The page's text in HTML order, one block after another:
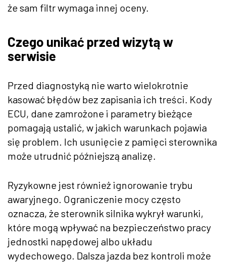
że sam filtr wymaga innej oceny.
Czego unikać przed wizytą w
serwisie
Przed diagnostyką nie warto wielokrotnie
kasować błędów bez zapisania ich treści. Kody
ECU, dane zamrożone i parametry bieżące
pomagają ustalić, w jakich warunkach pojawia
się problem. Ich usunięcie z pamięci sterownika
może utrudnić późniejszą analizę.
Ryzykowne jest również ignorowanie trybu
awaryjnego. Ograniczenie mocy często
oznacza, że sterownik silnika wykrył warunki,
które mogą wpływać na bezpieczeństwo pracy
jednostki napędowej albo układu
wydechowego. Dalsza jazda bez kontroli może